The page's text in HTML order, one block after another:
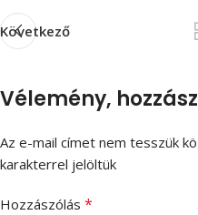
Következő
Vélemény,
Az e-mail címet nem tesszük
karakterrel jelöltük
Hozzászólás *